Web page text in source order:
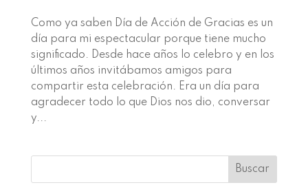
Como ya saben Día de Acción de Gracias es un
día para mi espectacular porque tiene mucho
significado. Desde hace años lo celebro y en los
últimos años invitábamos amigos para
compartir esta celebración. Era un día para
agradecer todo lo que Dios nos dio, conversar
y...